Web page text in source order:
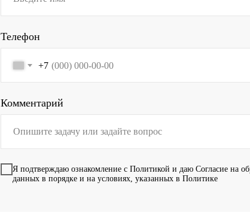
Телефон
+7
Комментарий
Я подтверждаю ознакомление с Политикой и даю Согласие на
данных в порядке и на условиях, указанных в Политике